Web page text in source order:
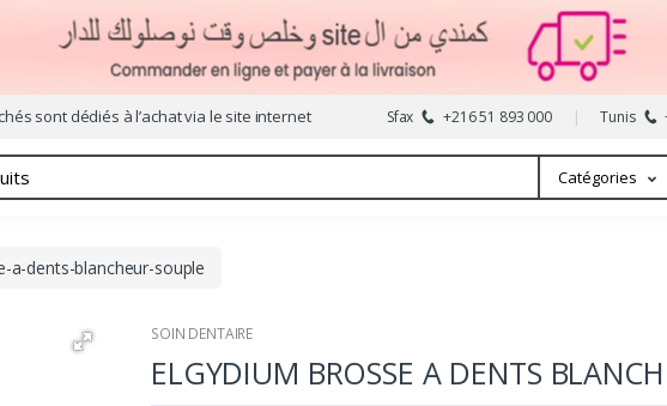
sont dédiés à l’achat via le site internet Sfax +216 51 893 000 Tunis
Catégories
a-dents-blancheur-souple
SOIN DENTAIRE
ELGYDIUM BROSSE A DENTS